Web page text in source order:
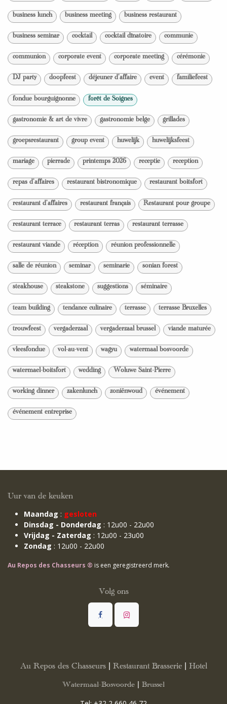
business lunch business meeting business restaurant
business seminar cocktail cocktail dînatoire communie
communion corporate event corporate meeting cérémonie
DJ party doopfeest déjeuner d'affaire event familiefeest
fondue bourguignonne forêt de Soignes
gastronomie & art de vivre gastronomie belge grillades
groepsrestaurant group event huwelijk huwelijksfeest
mariage pierrade printemps 2026 receptie reception
repas d'affaires restaurant bistronomique restaurant boitsfort
restaurant d'affaires restaurant français Restaurant pour groupe
restaurant terrace restaurant terras restaurant terrasse
restaurant viande réception réunion professionnelle
salle de réunion seminar seminarie sonian forest
steakhouse steakstone suggestions séminaire
team building tendance culinaire terrasse terrasse Bruxelles
trouwfeest vergaderzaal vergaderzaal brussel viande maturée
vleesfondue vol-au-vent wagyu watermaal bosvoorde
watermael-boitsfort wedding Woluwe Saint-Pierre
working dinner zakenlunch zoniënwoud événement
événement entreprise
Uur van de keuken
Maandag : gesloten
Dinsdag - Donderdag : 12u00 - 22u00
Vrijdag - Zaterdag : 12u00 - 23u00
Zondag : 12u00 - 22u00
Au Repos des Chasseurs ® is een geregistreerd merk.
Volg ons
Au Repos des Chasseurs | Restaurant Brasserie | Hotel
Watermaal-Bosvoorde | Brussel